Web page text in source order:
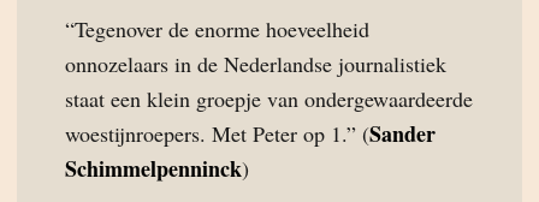
“Tegenover de enorme hoeveelheid
onnozelaars in de Nederlandse journalistiek
staat een klein groepje van ondergewaardeerde
woestijnroepers. Met Peter op 1.” (Sander
Schimmelpenninck)